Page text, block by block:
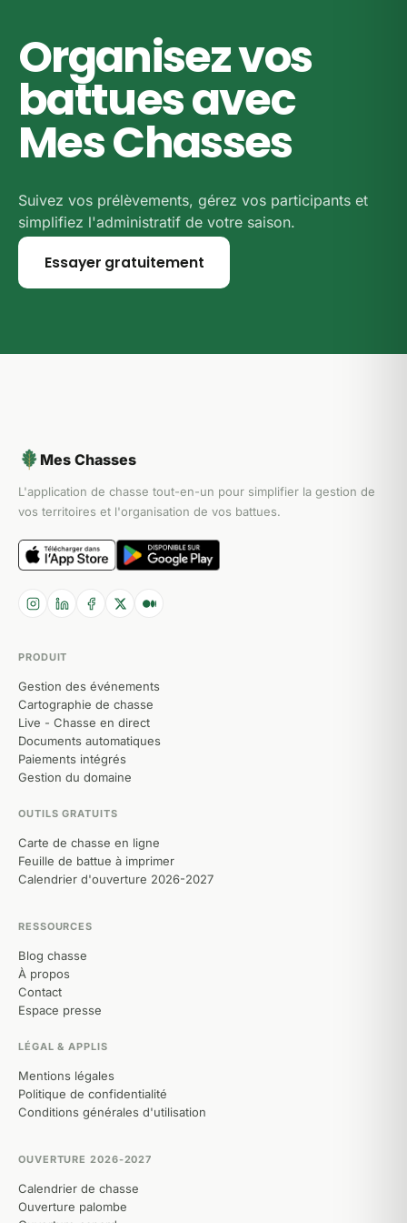
Organisez vos
battues avec
Mes Chasses
Suivez vos prélèvements, gérez vos participants et
simplifiez l'administratif de votre saison.
Essayer gratuitement
Mes Chasses
L'application de chasse tout-en-un pour simplifier la gestion de
vos territoires et l'organisation de vos battues.
PRODUIT
Gestion des événements
Cartographie de chasse
Live - Chasse en direct
Documents automatiques
Paiements intégrés
Gestion du domaine
OUTILS GRATUITS
Carte de chasse en ligne
Feuille de battue à imprimer
Calendrier d'ouverture 2026-2027
RESSOURCES
Blog chasse
À propos
Contact
Espace presse
LÉGAL & APPLIS
Mentions légales
Politique de confidentialité
Conditions générales d'utilisation
OUVERTURE 2026-2027
Calendrier de chasse
Ouverture palombe